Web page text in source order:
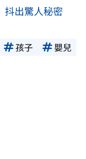
抖出驚人秘密
孩子
嬰兒